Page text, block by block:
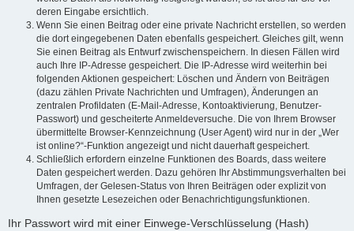
deren Eingabe ersichtlich.
Wenn Sie einen Beitrag oder eine private Nachricht erstellen, so werden
die dort eingegebenen Daten ebenfalls gespeichert. Gleiches gilt, wenn
Sie einen Beitrag als Entwurf zwischenspeichern. In diesen Fällen wird
auch Ihre IP-Adresse gespeichert. Die IP-Adresse wird weiterhin bei
folgenden Aktionen gespeichert: Löschen und Ändern von Beiträgen
(dazu zählen Private Nachrichten und Umfragen), Änderungen an
zentralen Profildaten (E-Mail-Adresse, Kontoaktivierung, Benutzer-
Passwort) und gescheiterte Anmeldeversuche. Die von Ihrem Browser
übermittelte Browser-Kennzeichnung (User Agent) wird nur in der „Wer
ist online?“-Funktion angezeigt und nicht dauerhaft gespeichert.
Schließlich erfordern einzelne Funktionen des Boards, dass weitere
Daten gespeichert werden. Dazu gehören Ihr Abstimmungsverhalten bei
Umfragen, der Gelesen-Status von Ihren Beiträgen oder explizit von
Ihnen gesetzte Lesezeichen oder Benachrichtigungsfunktionen.
Ihr Passwort wird mit einer Einwege-Verschlüsselung (Hash)